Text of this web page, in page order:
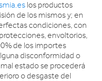
los productos
de los mismos y; en
condiciones, con
envoltorios,
de los importes
disconformidad o
estado se procederá
o desgaste del